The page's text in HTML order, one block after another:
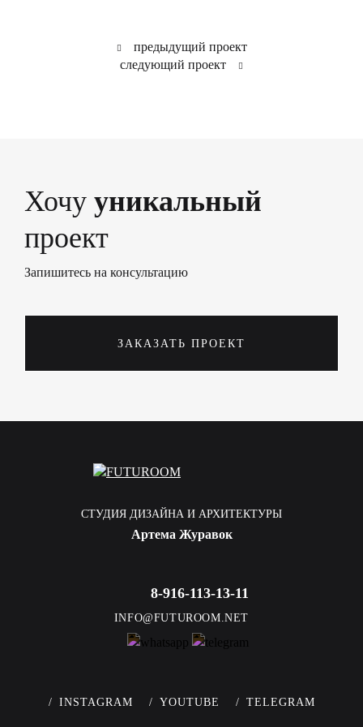
предыдущий проект
следующий проект
Хочу уникальный
проект
Запишитесь на консультацию
ЗАКАЗАТЬ ПРОЕКТ
СТУДИЯ ДИЗАЙНА И АРХИТЕКТУРЫ
Артема Журавок
8-916-113-13-11
INFO@FUTUROOM.NET
INSTAGRAM YOUTUBE TELEGRAM